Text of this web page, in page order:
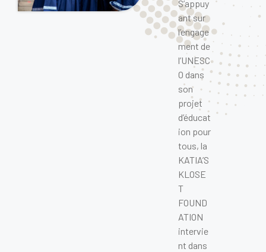
S’appuy
ant sur
l’engage
ment de
l’UNESC
O dans
son
projet
d’éducat
ion pour
tous, la
KATIA’S
KLOSE
T
FOUND
ATION
intervie
nt dans